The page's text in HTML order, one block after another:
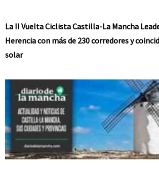
La II Vuelta Ciclista Castilla-La Mancha
Herencia con más de 230 corredores y
solar